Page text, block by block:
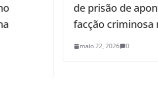
de prisão de
facção criminosa na
maio 22, 2026 0